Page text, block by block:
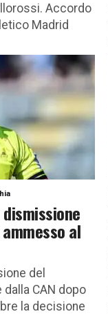
Accordo
Madrid
al
del
CAN dopo
la decisione